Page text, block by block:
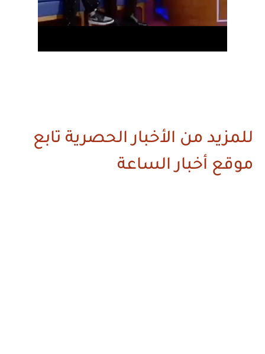
للمزيد من الأخبار الحصرية تابع
موقع أخبار الساعة